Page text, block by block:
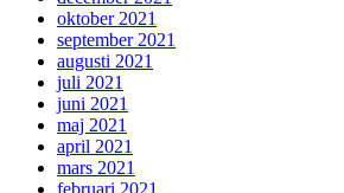
oktober 2021
september 2021
augusti 2021
juli 2021
juni 2021
maj 2021
april 2021
mars 2021
februari 2021